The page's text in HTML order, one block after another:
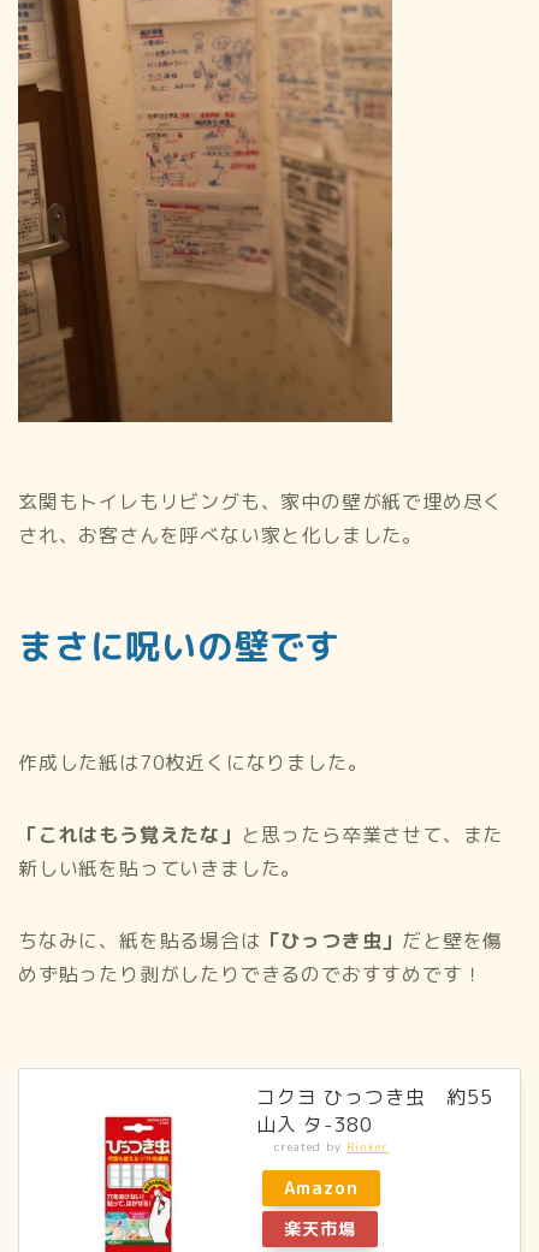
玄関もトイレもリビングも、家中の壁が紙で埋め尽く
され、お客さんを呼べない家と化しました。
まさに呪いの壁です
作成した紙は70枚近くになりました。
「これはもう覚えたな」 と思ったら卒業させて、また
新しい紙を貼っていきました。
ちなみに、紙を貼る場合は 「ひっつき虫」 だと壁を傷
めず貼ったり剥がしたりできるのでおすすめです！
コクヨ ひっつき虫 約55
山入 タ-380
created by Rinker
Amazon
楽天市場